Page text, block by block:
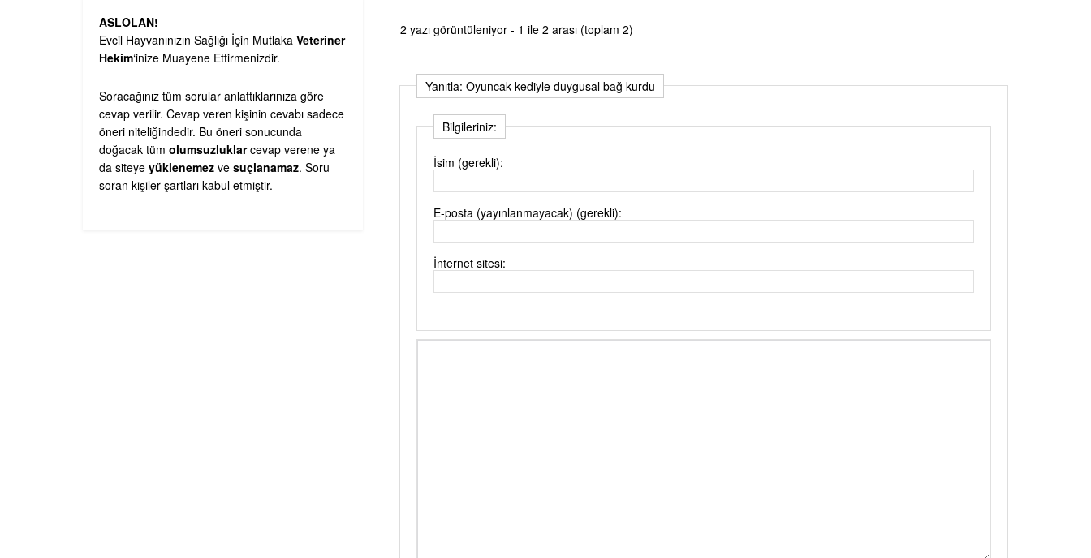
2 yazı görüntüleniyor - 1 ile 2 arası (toplam 2)
Yanıtla: Oyuncak kediyle duygusal bağ kurdu
Bilgileriniz:
İsim (gerekli):
E-posta (yayınlanmayacak) (gerekli):
İnternet sitesi:
ASLOLAN!
Evcil Hayvanınızın Sağlığı İçin Mutlaka Veteriner
Hekim‘inize Muayene Ettirmenizdir.
Soracağınız tüm sorular anlattıklarınıza göre
cevap verilir. Cevap veren kişinin cevabı sadece
öneri niteliğindedir. Bu öneri sonucunda
doğacak tüm olumsuzluklarcevap verene ya
da siteye yüklenemez ve suçlanamaz. Soru
soran kişiler şartları kabul etmiştir.